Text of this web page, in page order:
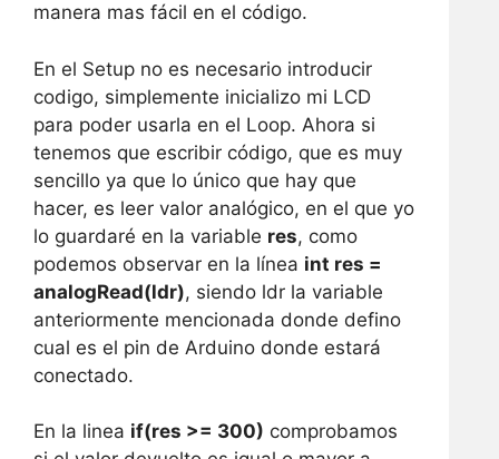
manera mas fácil en el código.
En el Setup no es necesario introducir
codigo, simplemente inicializo mi LCD
para poder usarla en el Loop. Ahora si
tenemos que escribir código, que es muy
sencillo ya que lo único que hay que
hacer, es leer valor analógico, en el que yo
lo guardaré en la variable res, como
podemos observar en la línea int res =
analogRead(ldr), siendo ldr la variable
anteriormente mencionada donde defino
cual es el pin de Arduino donde estará
conectado.
En la linea if(res >= 300) comprobamos